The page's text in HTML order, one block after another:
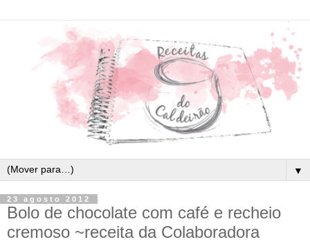
▼
23 agosto 2012
Bolo de chocolate com café e recheio
cremoso ~receita da Colaboradora